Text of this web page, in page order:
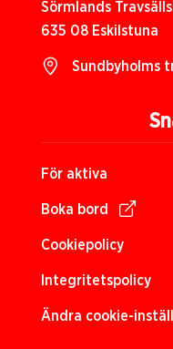
För aktiva
Boka bord
Cookiepolicy
Integritetspolicy
Ändra cookie-
Sörmlands
635 08 Eskilstuna
Sundbyholms